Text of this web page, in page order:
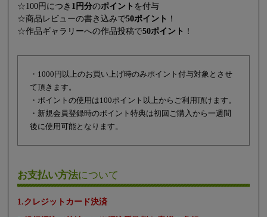
☆100円につき 1円分のポイント を付与
☆商品レビューの書き込みで50ポイント ！
☆作品ギャラリーへの作品投稿で50ポイント ！
・1000円以上のお買い上げ時のみポイント付与対象とさせ
て頂きます。
・ポイントの使用は100ポイント以上からご利用頂けます。
・新規会員登録時のポイント特典は初回ご購入から一週間
後に使用可能となります。
お支払い方法について
1.クレジットカード決済